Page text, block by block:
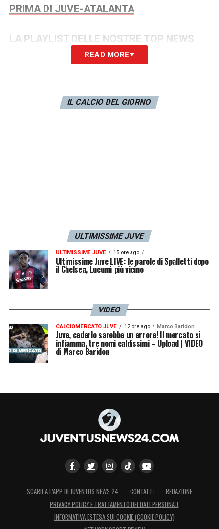
PRIMA DI JUVE-ATALANTA
LA PLAYLIST DELLE NOSTRE TOP NEWS
READ MORE
IL CALCIO DEL GIORNO
ULTIMISSIME JUVE
ULTIMISSIME JUVE 15 ore ago
Ultimissime Juve LIVE: le parole di Spalletti dopo
il Chelsea, Lucumì più vicino
VIDEO
CALCIOMERCATO JUVE 12 ore ago Marco Baridon
Juve, cederlo sarebbe un errore! Il mercato si
infiamma, tre nomi caldissimi – Upload | VIDEO
di Marco Baridon
SCARICA L’APP DI JUVENTUS NEWS 24 CONTATTI
REDAZIONE
PRIVACY POLICY E TRATTAMENTO DEI DATI PERSONALI
INFORMATIVA ESTESA SUI COOKIE (COOKIE POLICY)